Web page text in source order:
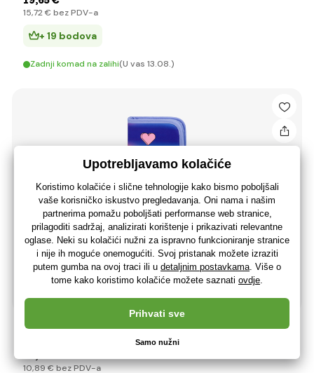
15,72 € bez PDV-a
+ 19 bodova
Zadnji komad na zalihi(U vas 13.08.)
BAAGL Školski peračnik jednokatni Hippie
13,62 €
10,89 €bez PDV-a